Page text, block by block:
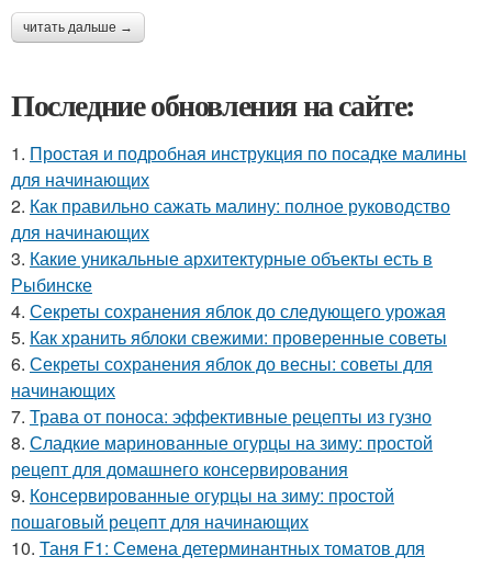
читать дальше →
Последние обновления на сайте:
1. Простая и подробная инструкция по посадке малины
для начинающих
2. Как правильно сажать малину: полное руководство
для начинающих
3. Какие уникальные архитектурные объекты есть в
Рыбинске
4. Секреты сохранения яблок до следующего урожая
5. Как хранить яблоки свежими: проверенные советы
6. Секреты сохранения яблок до весны: советы для
начинающих
7. Трава от поноса: эффективные рецепты из гузно
8. Сладкие маринованные огурцы на зиму: простой
рецепт для домашнего консервирования
9. Консервированные огурцы на зиму: простой
пошаговый рецепт для начинающих
10. Таня F1: Семена детерминантных томатов для